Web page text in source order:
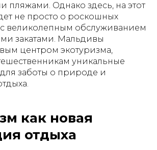
пляжами. Однако здесь, на этот
не просто о роскошных
великолепным обслуживанием
закатами. Мальдивы
центром экотуризма,
уникальные
заботы о природе и
как новая
отдыха